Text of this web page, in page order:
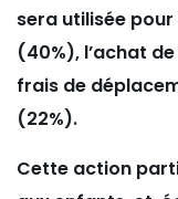
sera utilisée
(40%), l’achat
frais de
(22%).
Cette action